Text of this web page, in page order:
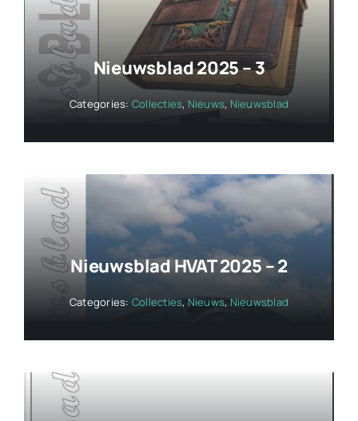
Nieuwsblad 2025 – 3
Categories: Collecties, Nieuws, Nieuwsblad
Nieuwsblad HVAT 2025 – 2
Categories: Collecties, Nieuws,Nieuwsblad